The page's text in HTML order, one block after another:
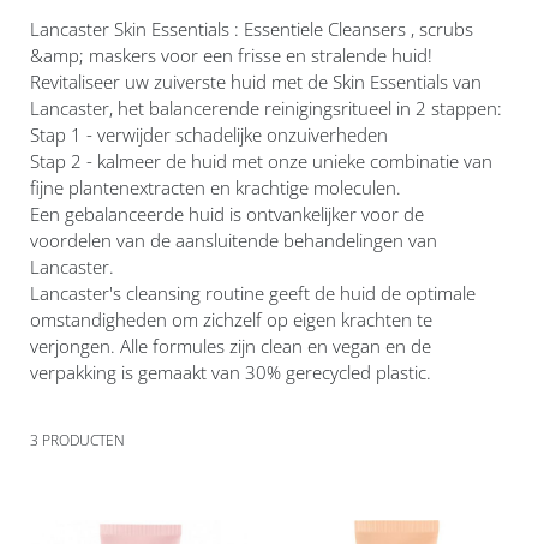
Lancaster Skin Essentials : Essentiele Cleansers , scrubs
&amp; maskers voor een frisse en stralende huid!
Revitaliseer uw zuiverste huid met de Skin Essentials van
Lancaster, het balancerende reinigingsritueel in 2 stappen:
Stap 1 - verwijder schadelijke onzuiverheden
Stap 2 - kalmeer de huid met onze unieke combinatie van
fijne plantenextracten en krachtige moleculen.
Een gebalanceerde huid is ontvankelijker voor de
voordelen van de aansluitende behandelingen van
Lancaster.
Lancaster's cleansing routine geeft de huid de optimale
omstandigheden om zichzelf op eigen krachten te
verjongen. Alle formules zijn clean en vegan en de
verpakking is gemaakt van 30% gerecycled plastic.
3 PRODUCTEN